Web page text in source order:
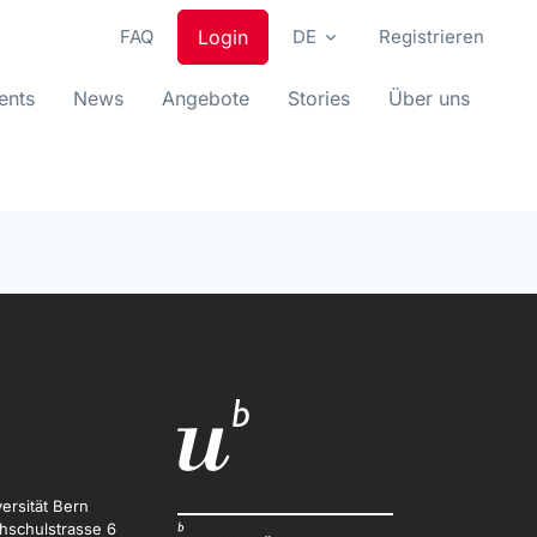
FAQ Login DE Registrieren
News Angebote Stories Über uns
Bern
6